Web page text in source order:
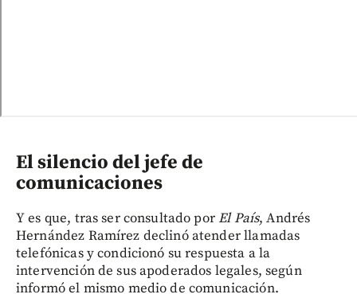
El silencio del jefe de
comunicaciones
Y es que, tras ser consultado porEl País, Andrés
Hernández Ramírez declinó atender llamadas
telefónicas y condicionó su respuesta a la
intervención de sus apoderados legales, según
informó el mismo medio de comunicación.